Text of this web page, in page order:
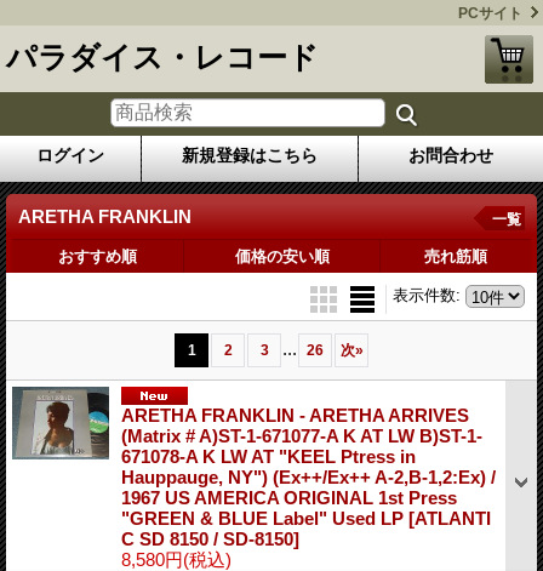
PCサイト
パラダイス・レコード
ログイン 新規登録はこちら お問合わせ
ARETHA FRANKLIN 一覧
おすすめ順 価格の安い順 売れ筋順
表示件数:
1 2 3 ... 26 次»
ARETHA FRANKLIN - ARETHA ARRIVES
(Matrix # A)ST-1-671077-A K AT LW B)ST-1-
671078-A K LW AT "KEEL Ptress in
Hauppauge, NY") (Ex++/Ex++ A-2,B-1,2:Ex) /
1967 US AMERICA ORIGINAL 1st Press
"GREEN & BLUE Label" Used LP [ATLANTI
C SD 8150 / SD-8150]
8,580円(税込)